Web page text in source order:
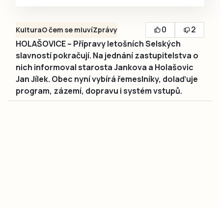
KulturaO čem se mluvíZprávy 0
2
HOLAŠOVICE – Přípravy letošních Selských
slavností pokračují. Na jednání zastupitelstva o
nich informoval starosta Jankova a Holašovic
Jan Jílek. Obec nyní vybírá řemeslníky, dolaďuje
program, zázemí, dopravu i systém vstupů.